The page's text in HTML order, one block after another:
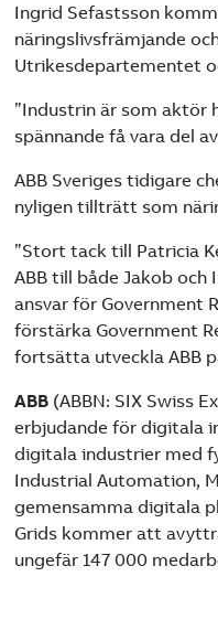
Ingrid Sefastsson
näringslivsfrämjande
Utrikesdepartementet
”Industrin är som aktör
spännande få vara del
ABB Sveriges tidigare
nyligen tillträtt som
”Stort tack till Patricia
ABB till både Jakob och
ansvar för Government
förstärka Government
fortsätta utveckla ABB
ABB (ABBN: SIX Swiss
erbjudande för digitala
digitala industrier med
Industrial Automation,
gemensamma digitala
Grids kommer att
ungefär 147 000